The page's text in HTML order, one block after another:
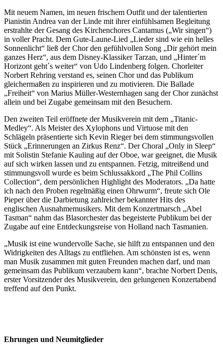
Mit neuem Namen, im neuen frischem Outfit und der talentierten
Pianistin Andrea van der Linde mit ihrer einfühlsamen Begleitung
erstrahlte der Gesang des Kirchenchores Cantamus („Wir singen“)
in voller Pracht. Dem Gute-Laune-Lied „Lieder sind wie ein helles
Sonnenlicht“ ließ der Chor den gefühlvollen Song „Dir gehört mein
ganzes Herz“, aus dem Disney-Klassiker Tarzan, und „Hinter´m
Horizont geht´s weiter“ von Udo Lindenberg folgen. Chorleiter
Norbert Rehring verstand es, seinen Chor und das Publikum
gleichermaßen zu inspirieren und zu motivieren. Die Ballade
„Freiheit“ von Marius Müller-Westernhagen sang der Chor zunächst
allein und bei Zugabe gemeinsam mit den Besuchern.
Den zweiten Teil eröffnete der Musikverein mit dem „Titanic-
Medley“. Als Meister des Xylophons und Virtuose mit den
Schlägeln präsentierte sich Kevin Rieger bei dem stimmungsvollen
Stück „Erinnerungen an Zirkus Renz“. Der Choral „Only in Sleep“
mit Solistin Stefanie Kauling auf der Oboe, war geeignet, die Musik
auf sich wirken lassen und zu entspannen. Fetzig, mitreißend und
stimmungsvoll wurde es beim Schlussakkord „The Phil Collins
Collection“, dem persönlichen Highlight des Moderators. „Da hatte
ich nach den Proben regelmäßig einen Ohrwurm“, freute sich Ole
Pieper über die Darbietung zahlreicher bekannter Hits des
englischen Ausnahmemusikers. Mit dem Konzertmarsch „Abel
Tasman“ nahm das Blasorchester das begeisterte Publikum bei der
Zugabe auf eine Entdeckungsreise von Holland nach Tasmanien.
„Musik ist eine wundervolle Sache, sie hilft zu entspannen und den
Widrigkeiten des Alltags zu entfliehen. Am schönsten ist es, wenn
man Musik zusammen mit guten Freunden machen darf, und man
gemeinsam das Publikum verzaubern kann“, brachte Norbert Denis,
erster Vorsitzender des Musikverein, den gelungenen Konzertabend
treffend auf den Punkt.
Ehrungen und Neumitglieder